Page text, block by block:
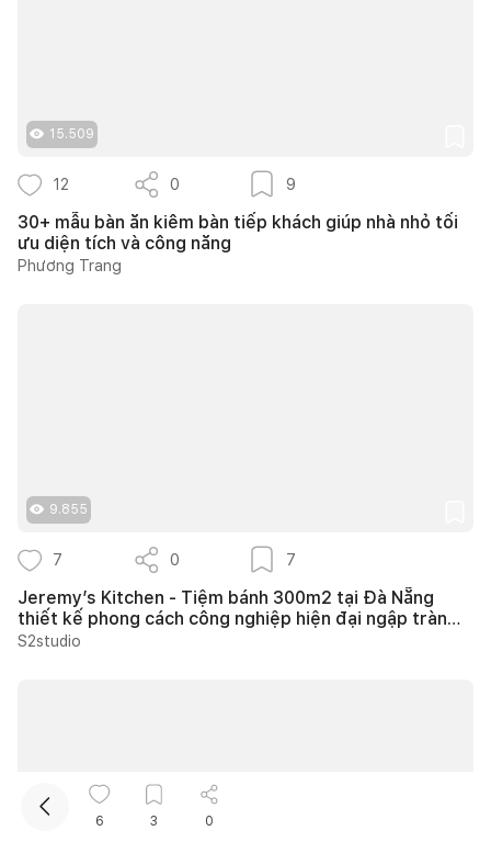
15.509
12 0 9
30+ mẫu bàn ăn kiêm bàn tiếp khách giúp nhà nhỏ tối
ưu diện tích và công năng
Phương Trang
9.855
7 0 7
Jeremy’s Kitchen - Tiệm bánh 300m2 tại Đà Nẵng
thiết kế phong cách công nghiệp hiện đại ngập tràn
ánh sáng tự nhiên
S2studio
6 3 0
Kết nối thiết kế, thi công